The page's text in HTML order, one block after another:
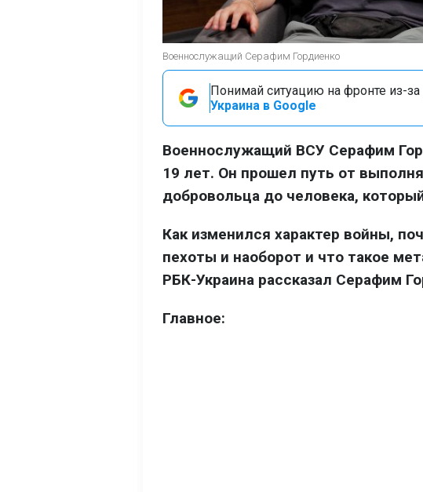
Военнослужащий Серафим Гордиенко
Понимай ситуацию на фронте из-за
Украина в Google
Военнослужащий ВСУ Серафим
19 лет. Он прошел путь от
добровольца до человека,
Как изменился характер войны,
пехоты и наоборот и что такое
РБК-Украина рассказал Серафим
Главное: